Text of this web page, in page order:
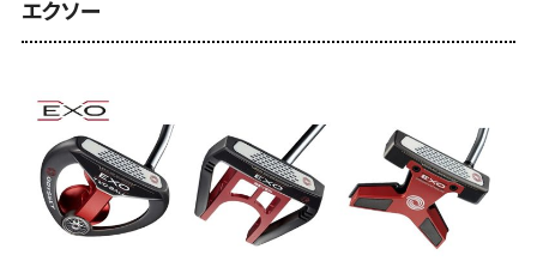
エクソー